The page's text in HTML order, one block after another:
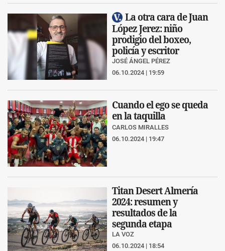
La otra cara de Juan
López Jerez: niño
prodigio del boxeo,
policía y escritor
JOSÉ ÁNGEL PÉREZ
06.10.2024 | 19:59
Cuando el ego se queda
en la taquilla
CARLOS MIRALLES
06.10.2024 | 19:47
Titan Desert Almería
2024: resumen y
resultados de la
segunda etapa
LA VOZ
06.10.2024 | 18:54